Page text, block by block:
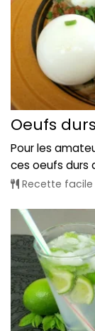
Oeufs
Pour les
ces oeufs durs
Recette facile